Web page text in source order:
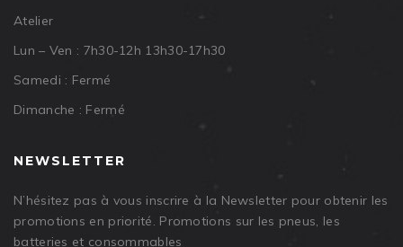
Atelier
Lun – Ven : 7h30-12h 13h30-17h30
Samedi : Fermé
Dimanche : Fermé
NEWSLETTER
N’hésitez pas à vous inscrire à la Newsletter pour obtenir les
promotions en priorité. Promotions sur les pneus, les
batteries et consommables